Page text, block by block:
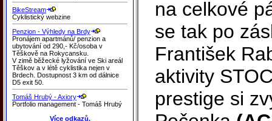
BikeStream
Cyklistický webzine
Penzion - Výhledy na Brdy
Pronájem apartmánů/ penzion a
ubytování od 290,- Kč/osoba v
Těškově na Rokycansku.
V zimě běžecké lyžování ve Ski areál
Těškov a v létě cyklistika nejen v
Brdech. Dostupnost 3 km od dálnice
D5 exit 50.
Tomáš Hrubý - Axiory
Portfolio management - Tomáš Hrubý
Více odkazů.
na celkové
se tak po
František
aktivity
prestige si